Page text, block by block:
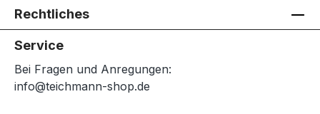
Rechtliches
Service
Bei Fragen und Anregungen:
info@teichmann-shop.de